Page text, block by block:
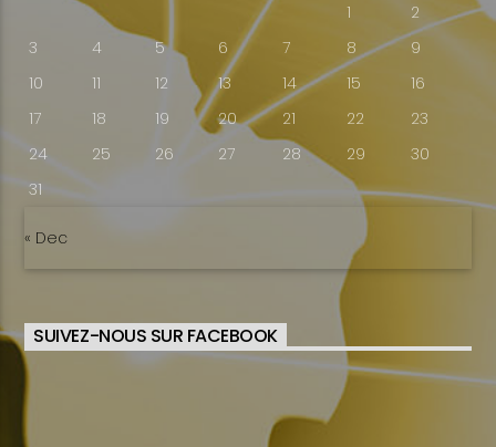
1
2
3
4 5 6 7 8
9
10
11 12 13 14 15
16
17
18 19 20 21 22
23
24
25 26 27 28 29
30
31
« Dec
SUIVEZ-NOUS SUR FACEBOOK